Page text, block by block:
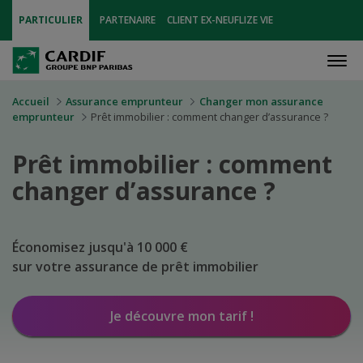
PARTICULIER PARTENAIRE CLIENT EX-NEUFLIZE VIE
Accueil Assurance emprunteur
Changer mon assurance
emprunteur
Prêt immobilier : comment changer d’assurance ?
Prêt immobilier : comment
changer d’assurance ?
Économisez jusqu'à 10 000 €
sur votre assurance de prêt immobilier
Je découvre mon tarif !